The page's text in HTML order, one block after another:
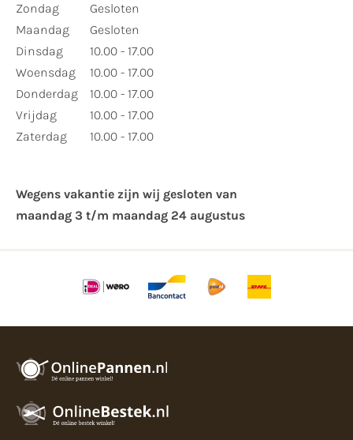
Zondag
Maandag
Dinsdag
Woensdag
Donderdag
Vrijdag
Zaterdag
Gesloten
Gesloten
10.00 - 17.00
10.00 - 17.00
10.00 - 17.00
10.00 - 17.00
10.00 - 17.00
Wegens vakantie zijn wij gesloten van ​
maandag 3 t/m maandag 24 augustus